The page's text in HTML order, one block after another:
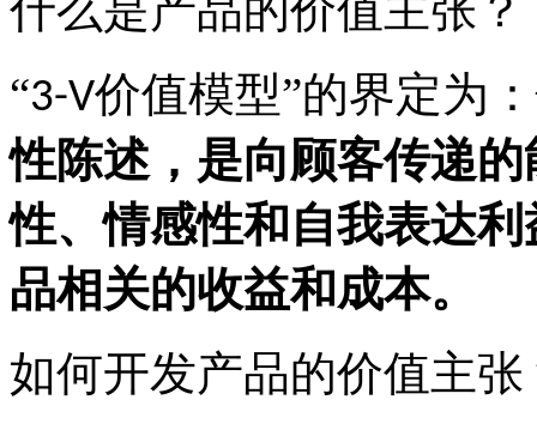
什么是产品的价值主张？
“3-V价值模型”的界定为：
性陈述，是向顾客传递
性、情感性和自我表达
品相关的收益和成本。
如何开发产品的价值主张